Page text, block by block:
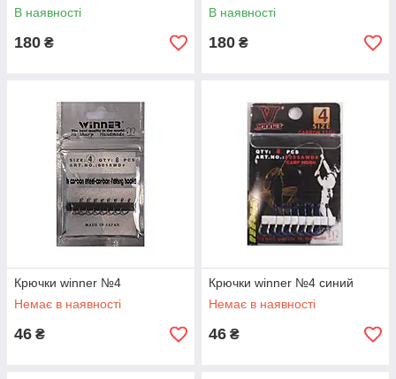
В наявності
180 ₴
В наявності
180 ₴
Крючки winner №4
Немає в наявності
46 ₴
Крючки winner №4 синий
Немає в наявності
46 ₴